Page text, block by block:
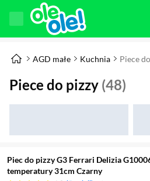
AGD małe Kuchnia Piece
Piece do pizzy (48)
Piec do pizzy G3 Ferrari Delizia
temperatury 31cm Czarny